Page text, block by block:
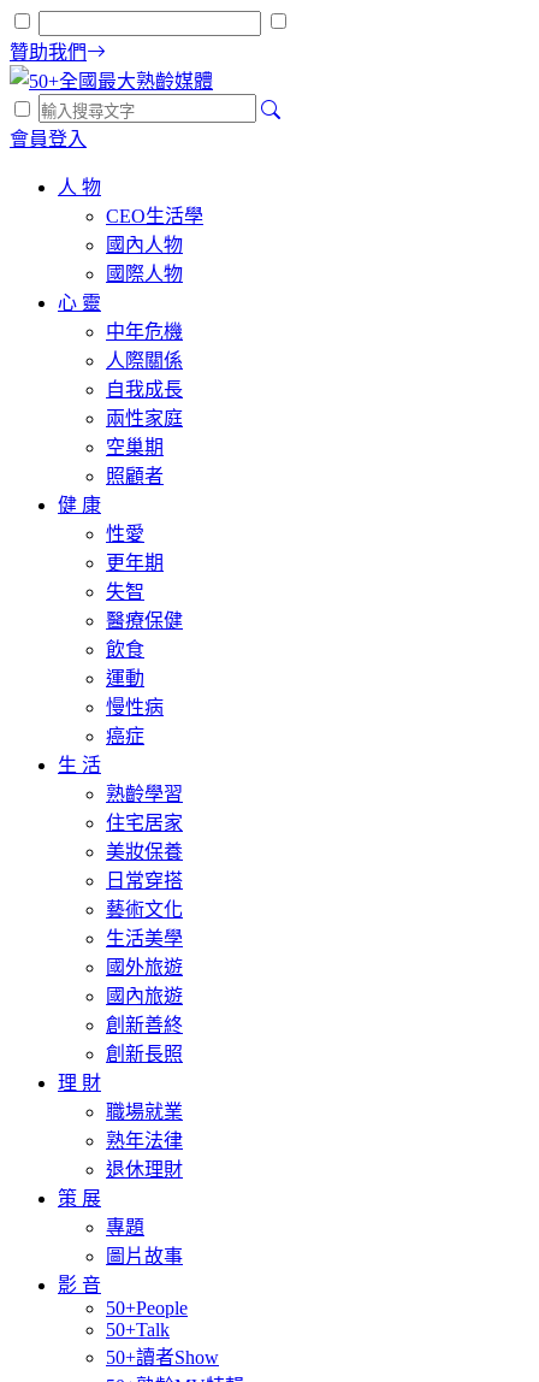
贊助我們
會員登入
人 物
CEO生活學
國內人物
國際人物
心 靈
中年危機
人際關係
自我成長
兩性家庭
空巢期
照顧者
健 康
性愛
更年期
失智
醫療保健
飲食
運動
慢性病
癌症
生 活
熟齡學習
住宅居家
美妝保養
日常穿搭
藝術文化
生活美學
國外旅遊
國內旅遊
創新善終
創新長照
理 財
職場就業
熟年法律
退休理財
策 展
專題
圖片故事
影 音
50+People
50+Talk
50+讀者Show